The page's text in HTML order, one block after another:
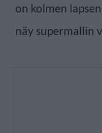
on kolmen
näy supermallin